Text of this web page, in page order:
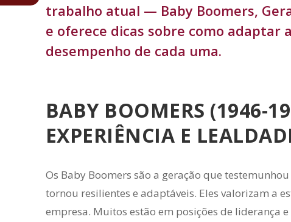
trabalho atual — Baby Boomers,
e oferece dicas sobre como adaptar
desempenho de cada uma.
BABY BOOMERS (1946-
EXPERIÊNCIA E
Os Baby Boomers são a geração que
tornou resilientes e adaptáveis. Eles valorizam a
empresa. Muitos estão em posições de liderança